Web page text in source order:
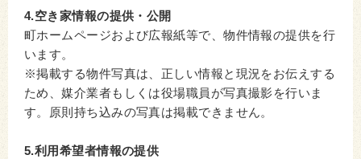
4.空き家情報の提供・公開
町ホームページおよび広報紙等で、物件情報の提供を行
います。
※掲載する物件写真は、正しい情報と現況をお伝えする
ため、媒介業者もしくは役場職員が写真撮影を行いま
す。原則持ち込みの写真は掲載できません。
5.利用希望者情報の提供